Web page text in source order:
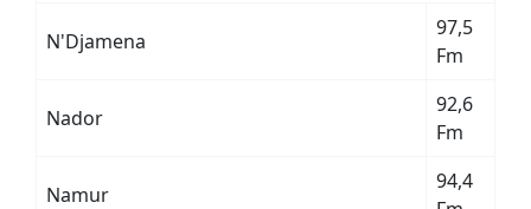
N'Djamena
97,5
Fm
Nador
92,6
Fm
Namur
94,4